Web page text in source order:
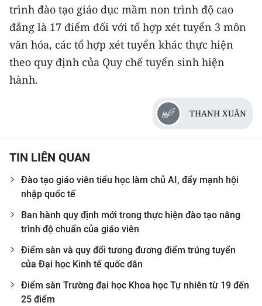
Media Y tế
Media Khoa học - Công nghệ
Media Môi trường
TIN MỚI
TIN ĐỊA PHƯƠNG
Đồng bằng sông Hồng
Bắc Trung Bộ
Duyên hải Nam Trung Bộ và Tây
Nguyên
trình đào tạo giáo dục mầm non trình độ cao
đẳng là 17 điểm đối với tổ hợp xét tuyển 3 môn
văn hóa, các tổ hợp xét tuyển khác thực hiện
theo quy định của Quy chế tuyển sinh hiện
hành.
THANH XUÂN
TIN LIÊN QUAN
Đào tạo giáo viên tiểu học làm chủ AI, đẩy mạnh hội
nhập quốc tế
Ban hành quy định mới trong thực hiện đào tạo nâng
trình độ chuẩn của giáo viên
Điểm sàn và quy đổi tương đương điểm trúng tuyển
của Đại học Kinh tế quốc dân
Điểm sàn Trường đại học Khoa học Tự nhiên từ 19 đến
25 điểm